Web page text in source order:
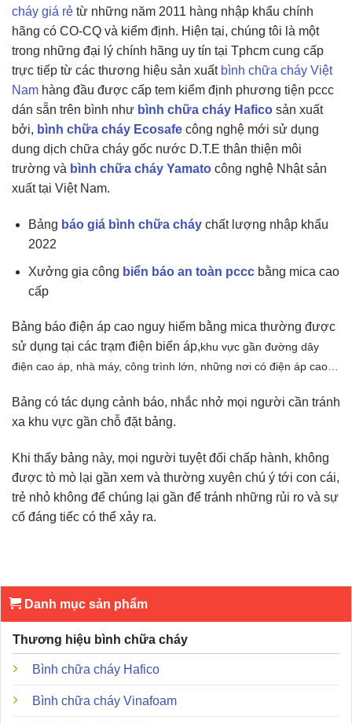
cháy giá rẻ từ những năm 2011 hàng nhập khẩu chính
hãng có CO-CQ và kiểm định. Hiện tại, chúng tôi là một
trong những đại lý chính hãng uy tín tại Tphcm cung cấp
trực tiếp từ các thương hiệu sản xuất bình chữa cháy Việt
Nam hàng đầu được cấp tem kiểm định phương tiện pccc
dán sẵn trên bình như bình chữa cháy Hafico sản xuất
bởi, bình chữa cháy Ecosafe công nghệ mới sử dụng
dung dịch chữa cháy gốc nước D.T.E thân thiện môi
trường và bình chữa cháy Yamato công nghệ Nhật sản
xuất tại Việt Nam.
Bảng báo giá bình chữa cháychất lượng nhập khẩu
2022
Xưởng gia công biển báo an toàn pcccbằng mica cao
cấp
Bảng báo điện áp cao nguy hiểm bằng mica thường được
sử dụng tại các trạm điện biến áp,khu vực gần đường dây
điện cao áp, nhà máy, công trình lớn, những nơi có điện áp cao…
Bảng có tác dụng cảnh báo, nhắc nhở mọi người cần tránh
xa khu vực gần chỗ đặt bảng.
Khi thấy bảng này, mọi người tuyệt đối chấp hành, không
được tò mò lại gần xem và thường xuyên chú ý tới con cái,
trẻ nhỏ không để chúng lại gần để tránh những rủi ro và sự
cố đáng tiếc có thể xảy ra.
Danh mục sản phẩm
Thương hiệu bình chữa cháy
Bình chữa cháy Hafico
Bình chữa cháy Vinafoam